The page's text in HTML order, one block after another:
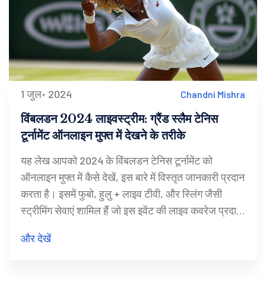
1 जुल॰ 2024 Chandni Mishra
विंबलडन 2024 लाइवस्ट्रीम: ग्रैंड स्लैम टेनिस
टूर्नामेंट ऑनलाइन मुफ्त में देखने के तरीके
यह लेख आपको 2024 के विंबलडन टेनिस टूर्नामेंट को
ऑनलाइन मुफ्त में कैसे देखें, इस बारे में विस्तृत जानकारी प्रदान
करता है। इसमें फुबो, हुलु + लाइव टीवी, और स्लिंग जैसी
स्ट्रीमिंग सेवाएं शामिल हैं जो इस इवेंट की लाइव कवरेज प्रदान
जानकारी दी गई है।
और देखें